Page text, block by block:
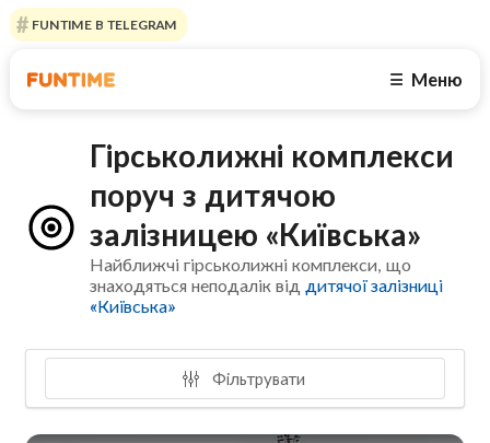
FUNTIME В TELEGRAM
☰ Меню
Гірськолижні комплекси
поруч з дитячою
залізницею «Київська»
Найближчі гірськолижні комплекси, що
знаходяться неподалік від дитячої залізниці
«Київська»
Фільтрувати